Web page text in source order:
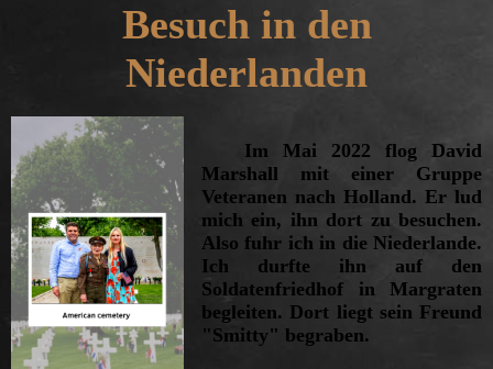
Besuch in den
Niederlanden
Im Mai 2022 flog David
Marshall mit einer Gruppe
Veteranen nach Holland. Er lud
mich ein, ihn dort zu besuchen.
Also fuhr ich in die Niederlande.
Ich durfte ihn auf den
Soldatenfriedhof in Margraten
begleiten. Dort liegt sein Freund
"Smitty" begraben.